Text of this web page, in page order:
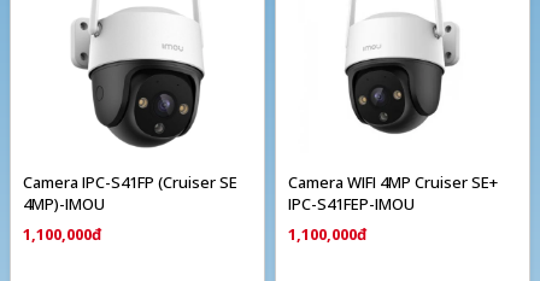
Camera IPC-S41FP (Cruiser SE
4MP)-IMOU
1,100,000đ
Camera WIFI 4MP Cruiser SE+
IPC-S41FEP-IMOU
1,100,000đ